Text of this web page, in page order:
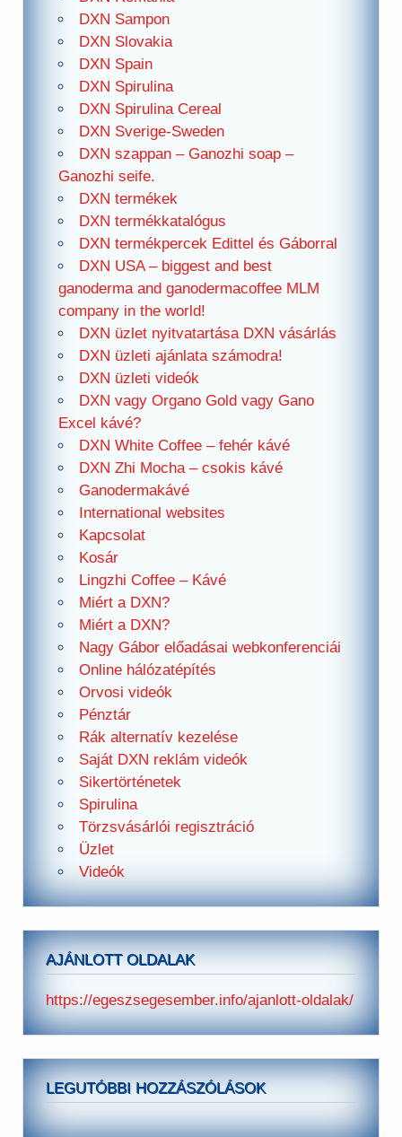
DXN Sampon
DXN Slovakia
DXN Spain
DXN Spirulina
DXN Spirulina Cereal
DXN Sverige-Sweden
DXN szappan – Ganozhi soap –
Ganozhi seife.
DXN termékek
DXN termékkatalógus
DXN termékpercek Edittel és Gáborral
DXN USA – biggest and best
ganoderma and ganodermacoffee MLM
company in the world!
DXN üzlet nyitvatartása DXN vásárlás
DXN üzleti ajánlata számodra!
DXN üzleti videók
DXN vagy Organo Gold vagy Gano
Excel kávé?
DXN White Coffee – fehér kávé
DXN Zhi Mocha – csokis kávé
Ganodermakávé
International websites
Kapcsolat
Kosár
Lingzhi Coffee – Kávé
Miért a DXN?
Miért a DXN?
Nagy Gábor előadásai webkonferenciái
Online hálózatépítés
Orvosi videók
Pénztár
Rák alternatív kezelése
Saját DXN reklám videók
Sikertörténetek
Spirulina
Törzsvásárlói regisztráció
Üzlet
Videók
AJÁNLOTT OLDALAK
https://egeszsegesember.info/ajanlott-oldalak/
LEGUTÓBBI HOZZÁSZÓLÁSOK